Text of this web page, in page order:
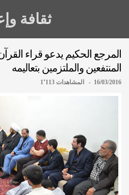
ثقافة
المرجع الحكيم يدعو قراء
المنتفعين والملتزمين بتعاليمه
16/03/2016 - المشاهدات 1٬113